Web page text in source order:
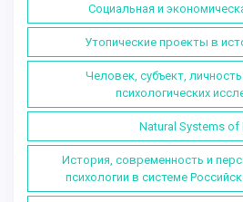
Социальная и
Утопические проекты в
Человек, субъект,
психологических
Natural Systems of
История, современность и
психологии в системе